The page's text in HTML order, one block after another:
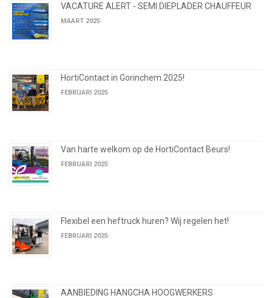
VACATURE ALERT - SEMI DIEPLADER CHAUFFEUR
MAART 2025
HortiContact in Gorinchem 2025!
FEBRUARI 2025
Van harte welkom op de HortiContact Beurs!
FEBRUARI 2025
Flexibel een heftruck huren? Wij regelen het!
FEBRUARI 2025
AANBIEDING HANGCHA HOOGWERKERS